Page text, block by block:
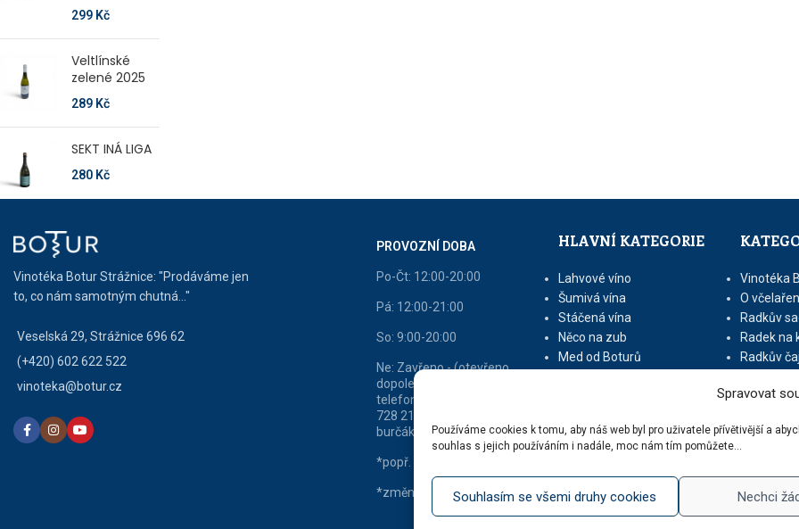
Spravovat
Používáme cookies k tomu, aby náš web byl pro uživatele přívětivější a
souhlas s jejich používáním i nadále, moc nám tím pomůžete...
Souhlasím se všemi druhy cookies Nechci
299 Kč
Veltlínské
zelené 2025
289 Kč
SEKT INÁ LIGA
280 Kč
Vinotéka Botur Strážnice: "Prodáváme jen
to, co nám samotným chutná..."
Veselská 29, Strážnice 696 62
(+420) 602 622 522
vinoteka@botur.cz
PROVOZNÍ DOBA
Po-Čt: 12:00-20:00
Pá: 12:00-21:00
So: 9:00-20:00
Ne: Zavřeno - (otevřeno
dopoledne nebo dle
telefonické domluvy na tel
728 213 216 - v sezóně
burčáků otevřeno 9 - 16)
*popř. dle tel. domluvy
*změna vyhrazena
HLAVNÍ KATEGORIE
Lahvové víno
Šumivá vína
Stáčená vína
Něco na zub
Med od Boturů
Vinotéka
O
Radkův
Radek na
Radkův